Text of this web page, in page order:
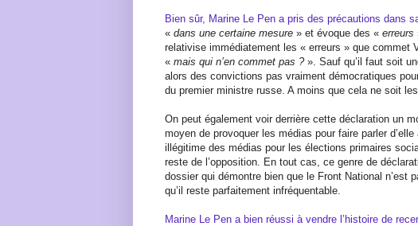
Bien sûr, Marine Le Pen a pris des précautions dans
« dans une certaine mesure » et évoque des « erreurs
relativise immédiatement les « erreurs » que commet
« mais qui n’en commet pas ? ». Sauf qu’il faut soit
alors des convictions pas vraiment démocratiques
du premier ministre russe. A moins que cela ne soit
On peut également voir derrière cette déclaration un
moyen de provoquer les médias pour faire parler
illégitime des médias pour les élections primaires
reste de l’opposition. En tout cas, ce genre de
dossier qui démontre bien que le Front National n’est
qu’il reste parfaitement infréquentable.
Marine Le Pen a bien réussi à vendre l’histoire de